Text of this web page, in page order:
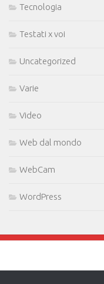
Tecnologia
Testati x voi
Uncategorized
Varie
Video
Web dal mondo
WebCam
WordPress